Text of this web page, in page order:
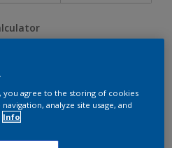
mogelijk dit product online
in de gaten, we werken
you agree to the storing of cookies
analyze site usage, and
Info